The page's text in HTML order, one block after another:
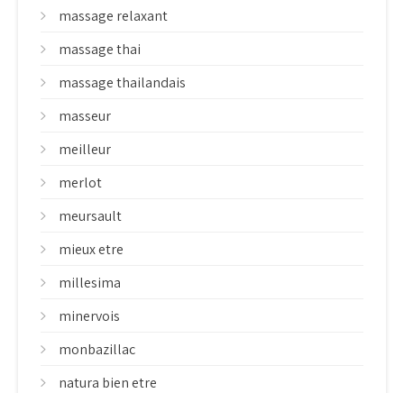
massage relaxant
massage thai
massage thailandais
masseur
meilleur
merlot
meursault
mieux etre
millesima
minervois
monbazillac
natura bien etre